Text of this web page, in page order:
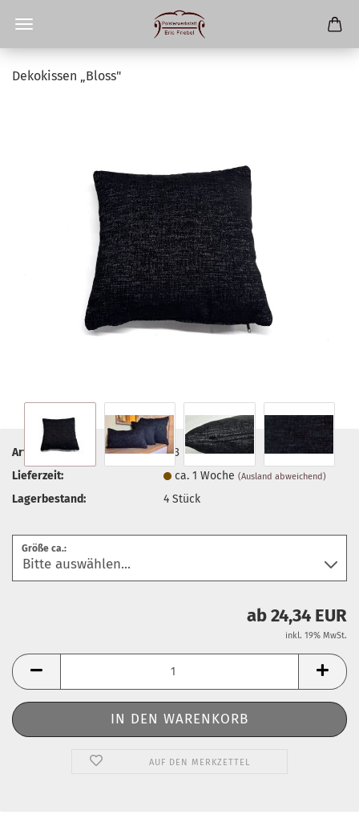
Dekokissen „Bloss"
Art.Nr.:
313
Lieferzeit:
ca. 1 Woche(Ausland abweichend)
Lagerbestand: 4Stück
Größe ca.:
ab 24,34 EUR
inkl. 19% MwSt.
AUF DEN MERKZETTEL